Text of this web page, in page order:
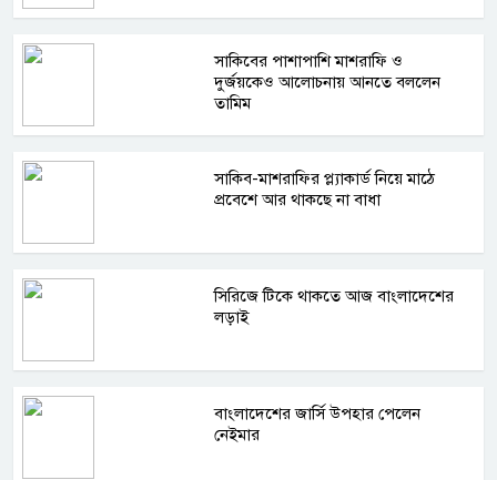
সাকিবের পাশাপাশি মাশরাফি ও
দুর্জয়কেও আলোচনায় আনতে বললেন
তামিম
সাকিব-মাশরাফির প্ল্যাকার্ড নিয়ে মাঠে
প্রবেশে আর থাকছে না বাধা
সিরিজে টিকে থাকতে আজ বাংলাদেশের
লড়াই
বাংলাদেশের জার্সি উপহার পেলেন
নেইমার